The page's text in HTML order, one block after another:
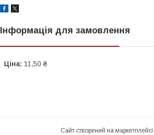
Інформація для замовлення
Ціна: 11,50 ₴
Сайт створений на маркетплейсі